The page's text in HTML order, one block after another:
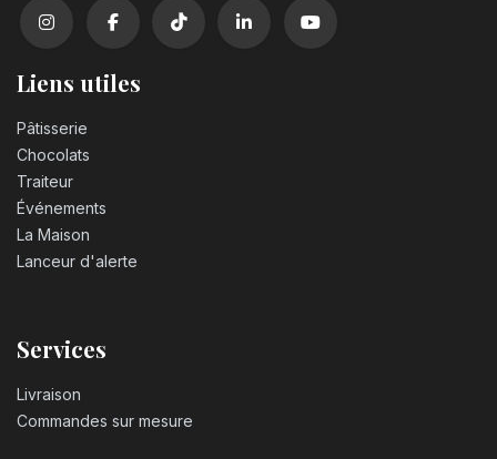
Liens utiles
Pâtisserie
Chocolats
Traiteur
Événements
La Maison
Lanceur d'alerte
Services
Livraison
Commandes sur mesure